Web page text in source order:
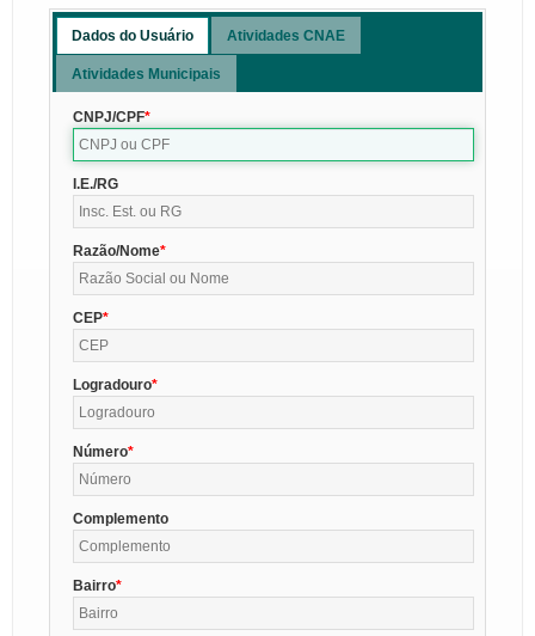
Dados do Usuário Atividades CNAE
Atividades Municipais
CNPJ/CPF
I.E./RG
Razão/Nome
CEP
Logradouro
Número
Complemento
Bairro